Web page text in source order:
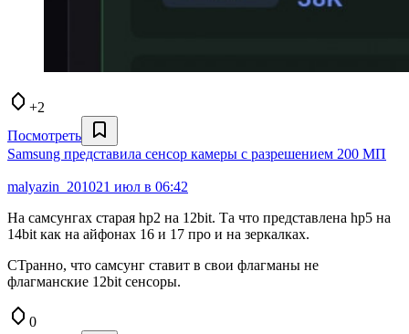
+2
Посмотреть
Samsung представила сенсор камеры с разрешением 200 МП
malyazin_201021 июл в 06:42
На самсунгах старая hp2 на 12bit. Та что представлена hp5 на
14bit как на айфонах 16 и 17 про и на зеркалках.
СТранно, что самсунг ставит в свои флагманы не
флагманские 12bit сенсоры.
0